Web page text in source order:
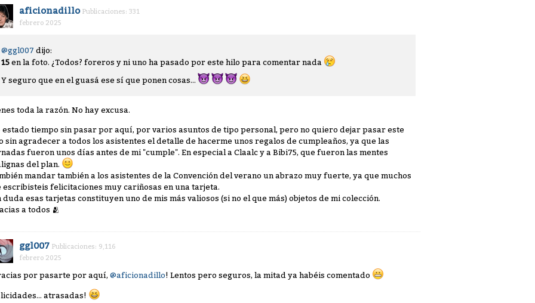
aficionadillo Publicaciones: 331
febrero 2025
@ggl007 dijo:
15 en la foto. ¿Todos? foreros y ni uno ha pasado por este hilo para comentar nada
Y seguro que en el guasá ese sí que ponen cosas...
toda la razón. No hay excusa.
estado tiempo sin pasar por aquí, por varios asuntos de tipo personal, pero no quiero dejar pasar este
sin agradecer a todos los asistentes el detalle de hacerme unos regalos de cumpleaños, ya que las
fueron unos días antes de mi "cumple". En especial a Claalc y a Bibi75, que fueron las mentes
del plan.
mandar también a los asistentes de la Convención del verano un abrazo muy fuerte, ya que muchos
escribisteis felicitaciones muy cariñosas en una tarjeta.
duda esas tarjetas constituyen uno de mis más valiosos (si no el que más) objetos de mi colección.
a todos 🫂
ggl007 Publicaciones: 9,116
febrero 2025
por pasarte por aquí, @aficionadillo! Lentos pero seguros, la mitad ya habéis comentado
atrasadas!